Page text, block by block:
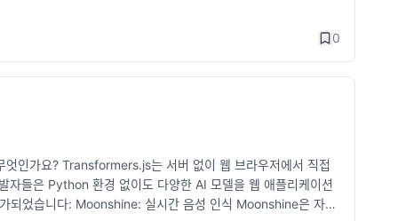
로 대량의 이미지 처리하기. 결론 Supabase는 점점 더 강
히, 백엔드 구축에 많은 시간을 할애하기 어려운 소규모 팀이나
지할 수 있는 좋은 방법입니다. 휴식 시간에는 가벼운 스트레칭
pomofocus.io/ 에서는 웹페이지로 포모도로를 띄울 수 있
운동은 개발자의 건강 유지에 핵심이라고 해도 과언이 아닙니
동을 해주는 것이 중요합니다. 스트레칭 장시간 앉아 있으면
목을 천천히 좌우로 돌리며 긴장을 풉니다. 어깨 스트레칭: 양
를 앞으로 숙입니다. 사무실에서 할 수 있는 운동 벽에 기대어
꿈치를 들었다 내렸다 반복합니다. 3. 눈 건강 관리 20-20-20
키는 데 간단하면서도 효과적인 방법이 바로 20-20-20 규칙입
로를 줄이는 데 큰 도움을 줍니다. 블루라이트 차단 안경 사용
0
가요? Transformers.js는 서버 없이 웹 브라우저에서 직접
들은 Python 환경 없이도 다양한 AI 모델을 웹 애플리케이션
되었습니다: Moonshine: 실시간 음성 인식 Moonshine은 자원